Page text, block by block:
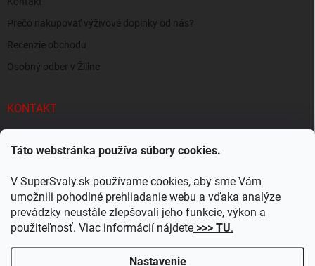
Táto webstránka používa súbory cookies.
V SuperSvaly.sk používame cookies, aby sme Vám
umožnili pohodlné prehliadanie webu a vďaka analýze
prevádzky neustále zlepšovali jeho funkcie, výkon a
použiteľnosť. Viac informácií nájdete >>> TU.
Nastavenie
Prečo nakupovať výživové doplnky od nás?
Recenzie obchodu
Osobný odber v Žiline
KONTAKT
SuperSvaly.sk - doplnky výživy
supersvaly.sk